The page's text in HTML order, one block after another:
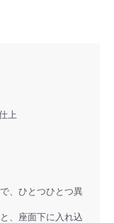
上
、ひとつひとつ異
、座面下に入れ込